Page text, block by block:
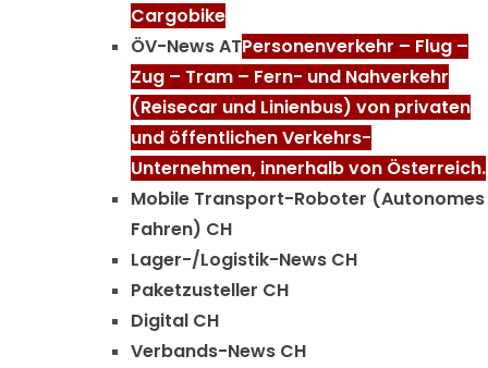
Cargobike
ÖV-News ATPersonenverkehr – Flug –
Zug – Tram – Fern- und Nahverkehr
(Reisecar und Linienbus) von privaten
und öffentlichen Verkehrs-
Unternehmen, innerhalb von Österreich.
Mobile Transport-Roboter (Autonomes
Fahren) CH
Lager-/Logistik-News CH
Paketzusteller CH
Digital CH
Verbands-News CH